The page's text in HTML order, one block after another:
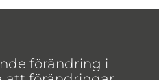
förändring i